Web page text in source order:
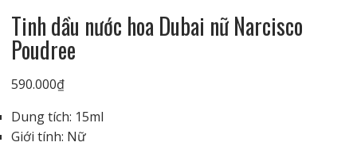
Tinh dầu nước hoa Dubai nữ Narcisco
Poudree
590.000₫
Dung tích: 15ml
Giới tính: Nữ